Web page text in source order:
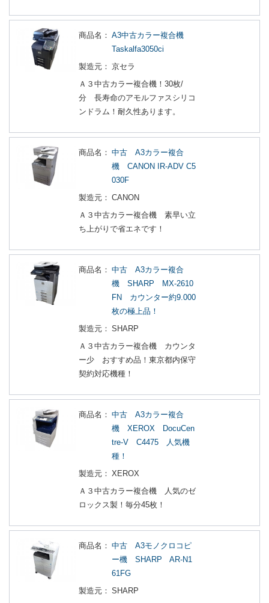
商品名： A3中古カラー複合機
Taskalfa3050ci
製造元： 京セラ
Ａ３中古カラー複合機！30枚/
分 長寿命のアモルファスシリコ
ンドラム！耐久性あります。
商品名： 中古 A3カラー複合
機 CANON IR-ADV C5
030F
製造元： CANON
Ａ３中古カラー複合機 素早い立
ち上がりで省エネです！
商品名： 中古 A3カラー複合
機 SHARP MX-2610
FN カウンター約9.000
枚の極上品！
製造元： SHARP
Ａ３中古カラー複合機 カウンタ
ー少 おすすめ品！東京都内保守
契約対応機種！
商品名： 中古 A3カラー複合
機 XEROX DocuCen
tre-V C4475 人気機
種！
製造元： XEROX
Ａ３中古カラー複合機 人気のゼ
ロックス製！毎分45枚！
商品名： 中古 A3モノクロコピ
ー機 SHARP AR-N1
61FG
製造元： SHARP